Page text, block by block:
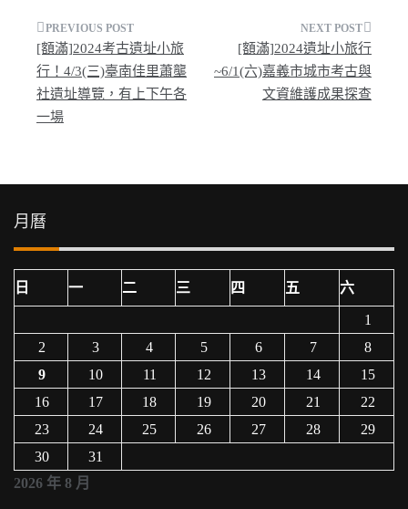
文
章
導
[額滿]2024考古遺址小旅
行！4/3(三)臺南佳里蕭壟
社遺址導覽，有上下午各
一場
[額滿]2024遺址小旅行
~6/1(六)嘉義市城市考古與
文資維護成果探查
月曆
2026 年 8 月
日 一 二 三 四 五 六
1
2
3 4 5 6 7
8
9
10 11 12 13 14
15
16
17 18 19 20 21
22
23
24 25 26 27 28
29
30
31